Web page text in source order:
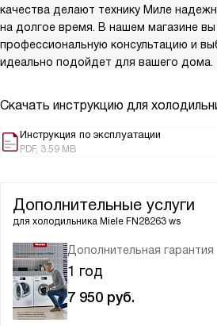
качества делают технику Миле
на долгое время. В нашем магазине
профессиональную консультацию и
идеально подойдет для вашего дома.
Скачать инструкцию для
Инструкция по эксплуатации
PDF, 3.59 MB
Дополнительные услуги
для холодильника Miele FN28263 ws
Дополнительная гарантия
1 год
7 950 руб.